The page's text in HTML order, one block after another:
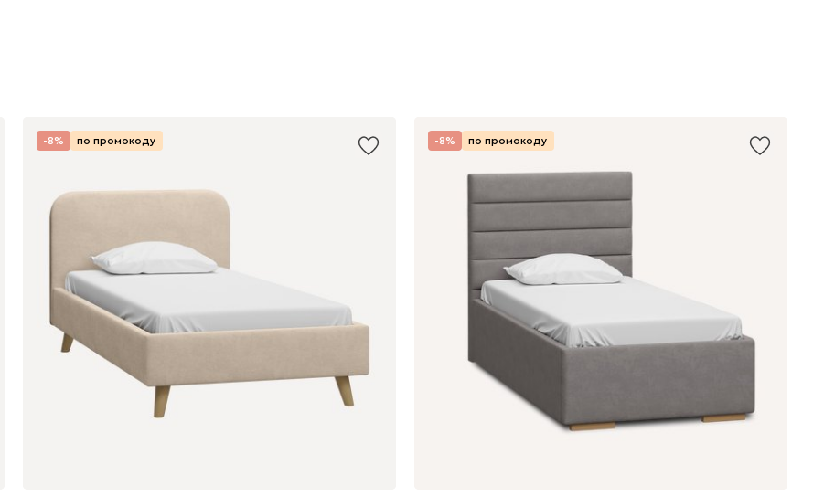
-8% по промокоду -8% по промокоду